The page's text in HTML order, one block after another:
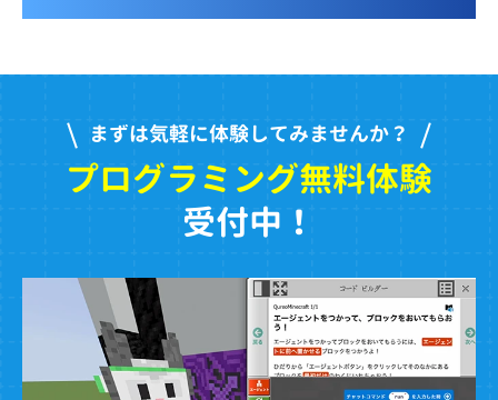
まずは気軽に体験してみませんか？
プログラミング無料体験
受付中！